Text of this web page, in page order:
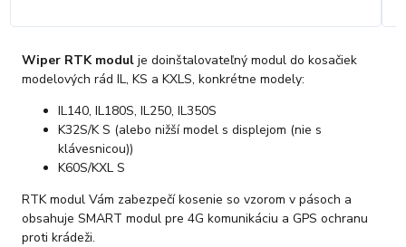
Wiper RTK modul je doinštalovateľný modul do kosačiek
modelových rád IL, KS a KXLS, konkrétne modely:
IL140, IL180S, IL250, IL350S
K32S/K S (alebo nižší model s displejom (nie s
klávesnicou))
K60S/KXL S
RTK modul Vám zabezpečí kosenie so vzorom v pásoch a
obsahuje SMART modul pre 4G komunikáciu a GPS ochranu
proti krádeži.